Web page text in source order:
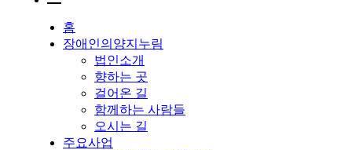
홈
장애인의양지누림
법인소개
향하는 곳
걸어온 길
함께하는 사람들
오시는 길
주요사업